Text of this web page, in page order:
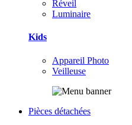
Réveil
Luminaire
Kids
Appareil Photo
Veilleuse
Pièces détachées